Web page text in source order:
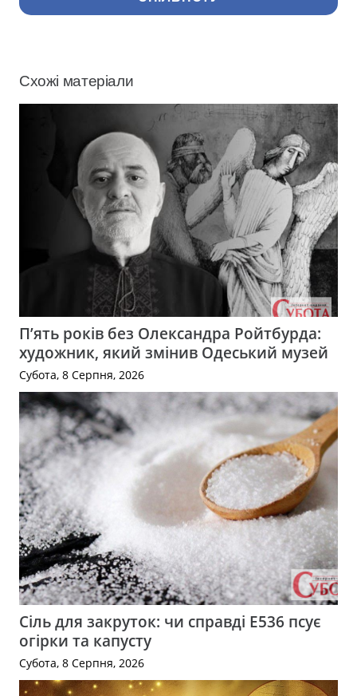
Схожі матеріали
П’ять років без Олександра Ройтбурда:
художник, який змінив Одеський музей
Субота, 8 Серпня, 2026
Сіль для закруток: чи справді Е536 псує
огірки та капусту
Субота, 8 Серпня, 2026